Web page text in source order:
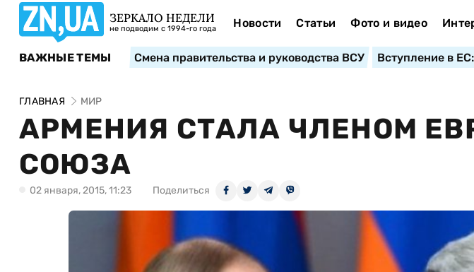
ЗЕРКАЛО НЕДЕЛИ
не подводим с 1994-го года Новости Статьи Фото и видео
ВАЖНЫЕ ТЕМЫ Смена правительства и руководства ВСУ Вступление в
ГЛАВНАЯ МИР
АРМЕНИЯ СТАЛА ЧЛЕНОМ
СОЮЗА
02 января, 2015, 11:23 Поделиться